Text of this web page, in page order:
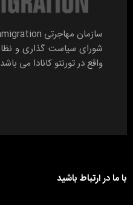
شورای سیاست گذاری و
واقع در تورنتو کانادا می
با ما در ارتباط باشید